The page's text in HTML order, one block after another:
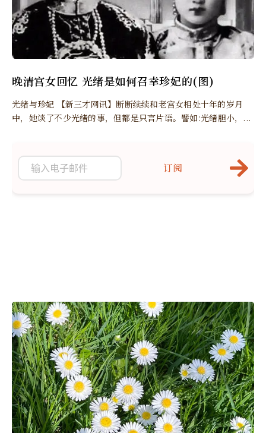
晚清宫女回忆 光绪是如何召幸珍妃的(图)
光绪与珍妃 【新三才网讯】断断续续和老宫女相处十年的岁月
中，她谈了不少光绪的事，但都是只言片语。譬如:光绪胆小，...
订阅